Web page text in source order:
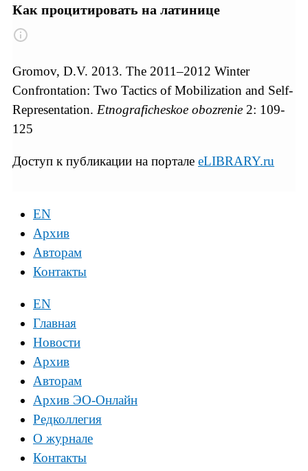
Как процитировать на латинице
Gromov, D.V. 2013. The 2011–2012 Winter
Confrontation: Two Tactics of Mobilization and Self-
Representation. Etnograficheskoe obozrenie 2: 109-
125
Доступ к публикации на портале eLIBRARY.ru
EN
Архив
Авторам
Контакты
EN
Главная
Новости
Архив
Авторам
Архив ЭО-Онлайн
Редколлегия
О журнале
Контакты